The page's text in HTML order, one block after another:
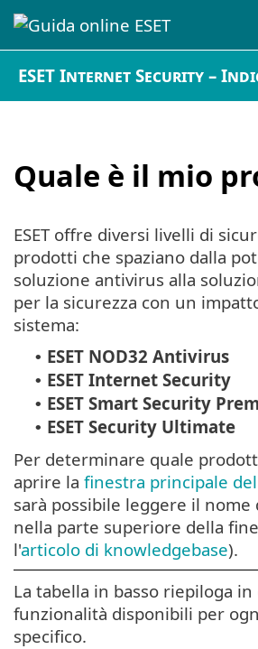
ESET Internet Security –
Quale è il mio
ESET offre diversi livelli di
prodotti che spaziano dalla
soluzione antivirus alla
per la sicurezza con un
sistema:
• ESET NOD32 Antivirus
• ESET Internet Security
• ESET Smart Security
• ESET Security Ultimate
Per determinare quale
aprire la finestra principale
sarà possibile leggere il
nella parte superiore della
l'articolo di knowledgebase).
La tabella in basso riepiloga
funzionalità disponibili per
specifico.